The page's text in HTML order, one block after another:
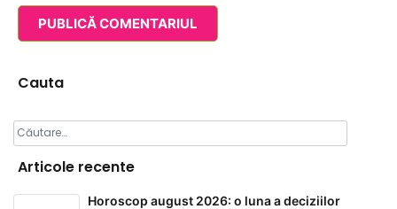
Cauta
Caută
după:
Articole recente
Horoscop august 2026: o luna a deciziilor